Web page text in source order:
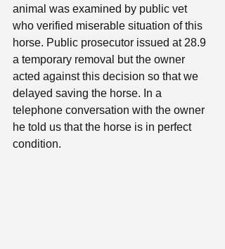
animal was examined by public vet
who verified miserable situation of this
horse. Public prosecutor issued at 28.9
a temporary removal but the owner
acted against this decision so that we
delayed saving the horse. In a
telephone conversation with the owner
he told us that the horse is in perfect
condition.